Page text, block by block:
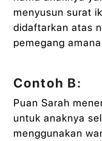
menyusun surat
didaftarkan atas
pemegang
Contoh B:
Puan Sarah
untuk anaknya
menggunakan